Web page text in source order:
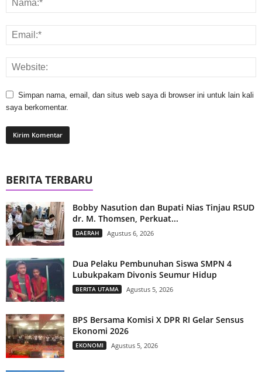
Simpan nama, email, dan situs web saya di browser ini untuk lain kali
saya berkomentar.
BERITA TERBARU
Bobby Nasution dan Bupati Nias Tinjau RSUD
dr. M. Thomsen, Perkuat...
DAERAH Agustus 6, 2026
Dua Pelaku Pembunuhan Siswa SMPN 4
Lubukpakam Divonis Seumur Hidup
BERITA UTAMA Agustus 5, 2026
BPS Bersama Komisi X DPR RI Gelar Sensus
Ekonomi 2026
EKONOMI Agustus 5, 2026